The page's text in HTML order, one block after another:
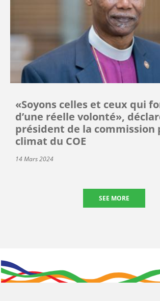
«Soyons celles et ceux qui
d’une réelle volonté»,
président de la commission
climat du COE
14 Mars 2024
SEE MORE